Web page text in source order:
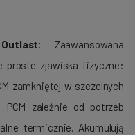
Zaawansowana
proste zjawiska fizyczne:
zamkniętej w szczelnych
PCM zależnie od potrzeb
termicznie. Akumulują